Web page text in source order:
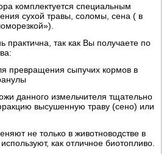
ИНСТРУМЕНТ
комплектуется специальным
сухой травы, соломы, сена ( в
практична, так как Вы получаете по
превращения сыпучих кормов в
данного измельчителя тщательно
высушенную траву (сено) или
не только в животноводстве в
как отличное биотопливо.